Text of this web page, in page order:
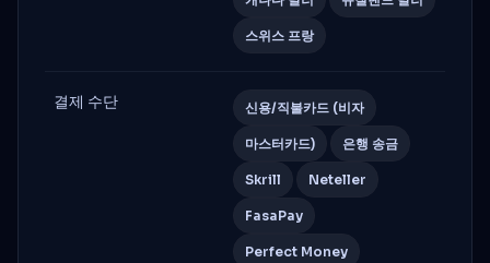
스위스 프랑
결제 수단 신용/직불카드 (비자
마스터카드) 은행 송금
Skrill Neteller
FasaPay
Perfect Money